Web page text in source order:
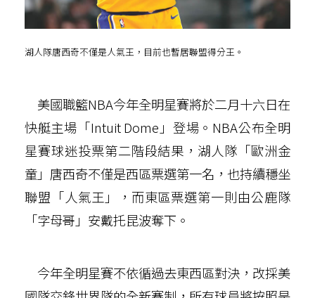
湖人隊唐西奇不僅是人氣王，目前也暫居聯盟得分王。
美國職籃NBA今年全明星賽將於二月十六日在
快艇主場「Intuit Dome」登場。NBA公布全明
星賽球迷投票第二階段結果，湖人隊「歐洲金
童」唐西奇不僅是西區票選第一名，也持續穩坐
聯盟「人氣王」，而東區票選第一則由公鹿隊
「字母哥」安戴托昆波奪下。
今年全明星賽不依循過去東西區對決，改採美